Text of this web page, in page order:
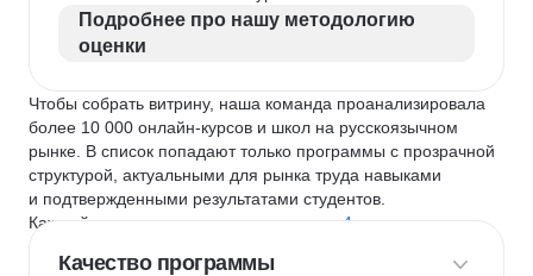
Подробнее про нашу методологию
оценки
Чтобы собрать витрину, наша команда проанализировала
более 10 000 онлайн-курсов и школ на русскоязычном
рынке. В список попадают только программы с прозрачной
структурой, актуальными для рынка труда навыками
и подтвержденными результатами студентов.
Каждый курс и школу мы оцениваем по
4 критериям
Качество программы